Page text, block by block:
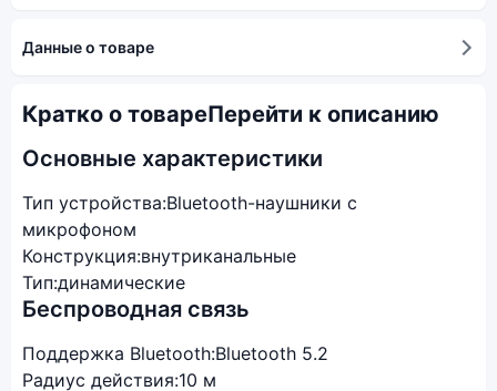
Данные о товаре
Кратко о товареПерейти к описанию
Основные характеристики
Тип устройства:Bluetooth-наушники с
микрофоном
Конструкция:внутриканальные
Тип:динамические
Беспроводная связь
Поддержка Bluetooth:Bluetooth 5.2
Радиус действия:10 м